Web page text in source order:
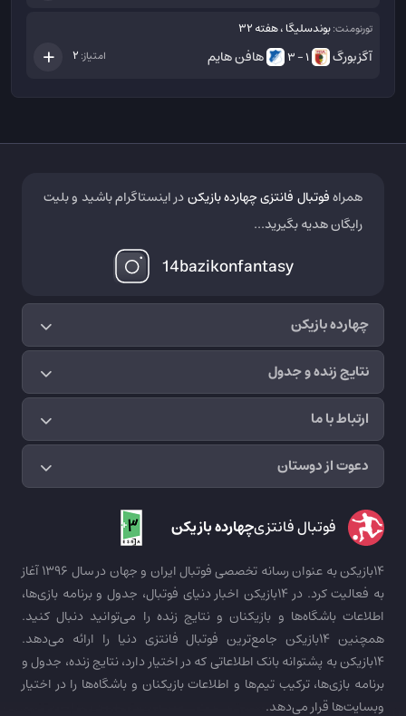
تورنومنت:بوندسلیگا ، هفته 32
آگزبورگ 1 - 3 هافن هایم امتیاز: 2
چهارده بازیکن
نتایج زنده و جدول
ارتباط با ما
دعوت از دوستان
همراهفوتبال فانتزی چهارده بازیکندر اینستاگرام باشید و بلیت
رایگان هدیه بگیرید...
14bazikonfantasy
فوتبال فانتزیچهارده بازیکن
14بازیکن به عنوان رسانه تخصصی فوتبال ایران و جهان در سال 1396 آغاز
به فعالیت کرد. در 14بازیکن اخبار دنیای فوتبال، جدول و برنامه بازی‌ها،
اطلاعات باشگاه‌ها و بازیکنان و نتایج زنده را می‌توانید دنبال کنید.
همچنین 14بازیکن جامع‌ترین فوتبال فانتزی دنیا را ارائه می‌دهد.
14بازیکن به پشتوانه بانک اطلاعاتی که در اختیار دارد، نتایج زنده، جدول و
برنامه بازی‌ها، ترکیب تیم‌ها و اطلاعات بازیکنان و باشگاه‌ها را در اختیار
وبسایت‌ها قرار می‌دهد.